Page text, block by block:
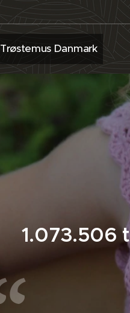
Trøstemus Danmark
1.073.506